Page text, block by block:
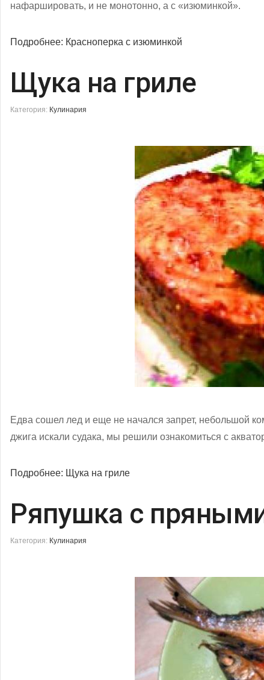
нафаршировать, и не монотонно, а с «изюминкой».
Подробнее: Красноперка с изюминкой
Щука на гриле
Категория: Кулинария
Едва сошел лед и еще не начался запрет, небольшой
джига искали судака, мы решили ознакомиться с
Подробнее: Щука на гриле
Ряпушка с
Категория: Кулинария